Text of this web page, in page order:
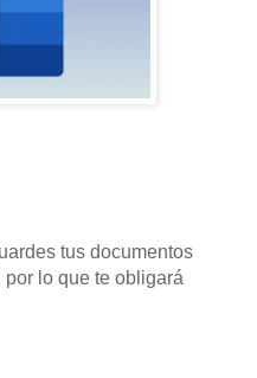
tus documentos
lo que te obligará